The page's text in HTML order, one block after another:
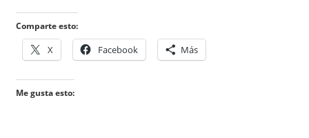
Comparte esto:
X Facebook Más
Me gusta esto: